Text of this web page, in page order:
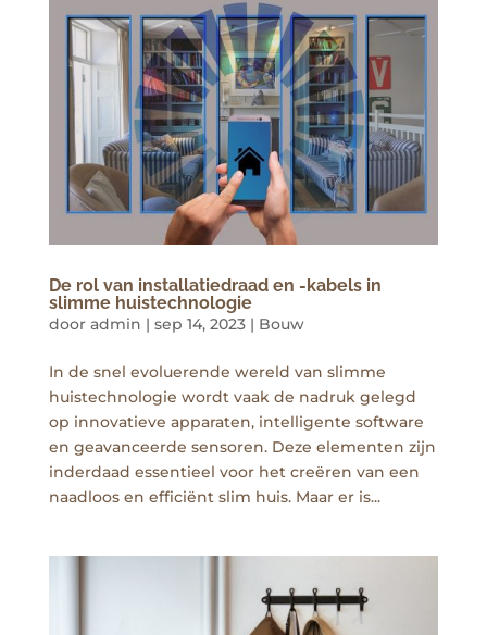
De rol van installatiedraad en -kabels in
slimme huistechnologie
door admin | sep 14, 2023 | Bouw
In de snel evoluerende wereld van slimme
huistechnologie wordt vaak de nadruk gelegd
op innovatieve apparaten, intelligente software
en geavanceerde sensoren. Deze elementen zijn
inderdaad essentieel voor het creëren van een
naadloos en efficiënt slim huis. Maar er is...